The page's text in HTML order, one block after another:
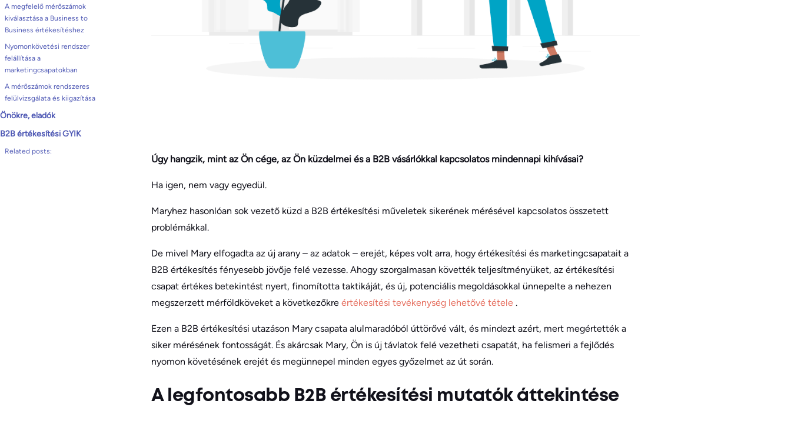
A megfelelő mérőszámok
kiválasztása a Business to
Business értékesítéshez
Nyomonkövetési rendszer
felállítása a
marketingcsapatokban
A mérőszámok rendszeres
felülvizsgálata és kiigazítása
Önökre, eladók
B2B értékesítési GYIK
Related posts:
Úgy hangzik, mint az Ön cége, az Ön küzdelmei és a B2B vásárlókkal kapcsolatos mindennapi kihívásai?
Ha igen, nem vagy egyedül.
Maryhez hasonlóan sok vezető küzd a B2B értékesítési műveletek sikerének mérésével kapcsolatos összetett
problémákkal.
De mivel Mary elfogadta az új arany – az adatok – erejét, képes volt arra, hogy értékesítési és marketingcsapatait a
B2B értékesítés fényesebb jövője felé vezesse. Ahogy szorgalmasan követték teljesítményüket, az értékesítési
csapat értékes betekintést nyert, finomította taktikáját, és új, potenciális megoldásokkal ünnepelte a nehezen
megszerzett mérföldköveket a következőkre értékesítési tevékenység lehetővé tétele .
Ezen a B2B értékesítési utazáson Mary csapata alulmaradóból úttörővé vált, és mindezt azért, mert megértették a
siker mérésének fontosságát. És akárcsak Mary, Ön is új távlatok felé vezetheti csapatát, ha felismeri a fejlődés
nyomon követésének erejét és megünnepel minden egyes győzelmet az út során.
A legfontosabb B2B értékesítési mutatók áttekintése